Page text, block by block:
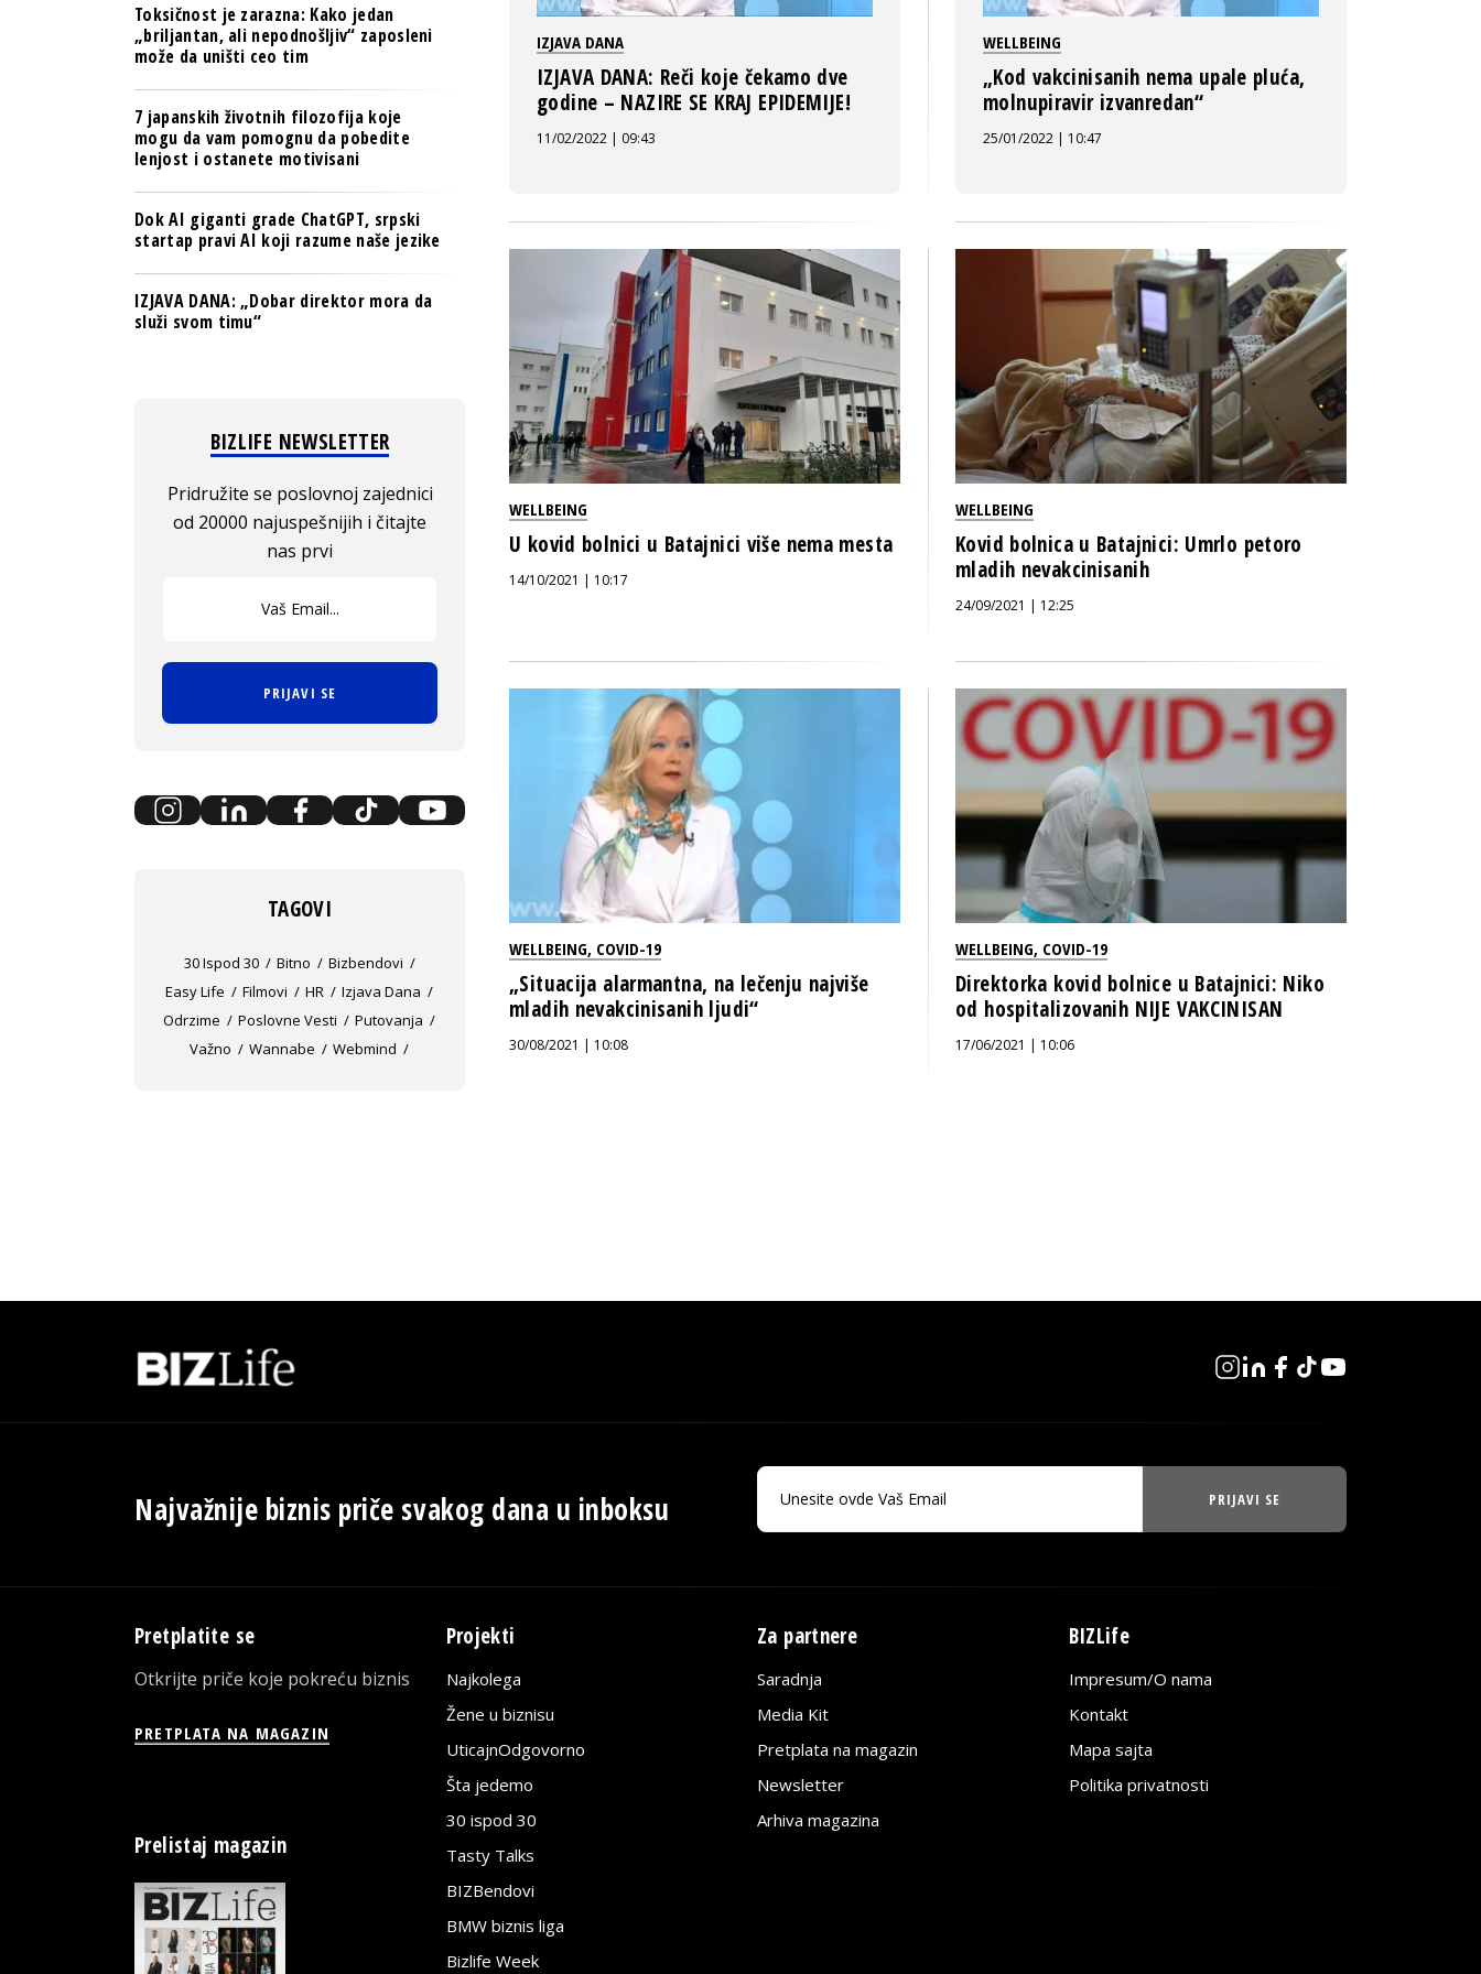
IZJAVA DANA
IZJAVA DANA: Reči koje čekamo dve
godine – NAZIRE SE KRAJ EPIDEMIJE!
11/02/2022 | 09:43
WELLBEING
„Kod vakcinisanih nema upale pluća,
molnupiravir izvanredan“
25/01/2022 | 10:47
WELLBEING
U kovid bolnici u Batajnici više nema mesta
14/10/2021 | 10:17
WELLBEING
Kovid bolnica u Batajnici: Umrlo petoro
mladih nevakcinisanih
24/09/2021 | 12:25
WELLBEING, COVID-19
„Situacija alarmantna, na lečenju najviše
mladih nevakcinisanih ljudi“
30/08/2021 | 10:08
WELLBEING, COVID-19
Direktorka kovid bolnice u Batajnici: Niko
od hospitalizovanih NIJE VAKCINISAN
17/06/2021 | 10:06
Toksičnost je zarazna: Kako jedan
„briljantan, ali nepodnošljiv“ zaposleni
može da uništi ceo tim
7 japanskih životnih filozofija koje
mogu da vam pomognu da pobedite
lenjost i ostanete motivisani
Dok AI giganti grade ChatGPT, srpski
startap pravi AI koji razume naše jezike
IZJAVA DANA: „Dobar direktor mora da
služi svom timu“
BIZLIFE NEWSLETTER
Pridružite se poslovnoj zajednici
od 20000 najuspešnijih i čitajte
nas prvi
PRIJAVI SE
TAGOVI
30 Ispod 30 Bitno
Bizbendovi
Easy Life
Filmovi HR
Izjava Dana
Odrzime
Poslovne Vesti
Putovanja
Važno
Wannabe Webmind
Najvažnije biznis priče svakog dana u inboksu PRIJAVI SE
Pretplatite se
Otkrijte priče koje pokreću biznis
PRETPLATA NA MAGAZIN
Prelistaj magazin
Projekti
Najkolega
Žene u biznisu
UticajnOdgovorno
Šta jedemo
30 ispod 30
Tasty Talks
BIZBendovi
BMW biznis liga
Bizlife Week
Za partnere
Saradnja
Media Kit
Pretplata na magazin
Newsletter
Arhiva magazina
BIZLife
Impresum/O nama
Kontakt
Mapa sajta
Politika privatnosti